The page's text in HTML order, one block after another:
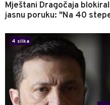
Mještani Dragočaja
jasnu poruku: "Na 40
4 slika